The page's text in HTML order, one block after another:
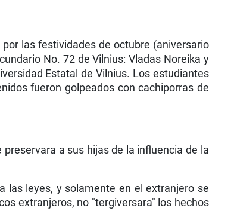
las festividades de octubre (aniversario
No. 72 de Vilnius: Vladas Noreika y
Estatal de Vilnius. Los estudiantes
fueron golpeados con cachiporras de
a sus hijas de la influencia de la
las leyes, y solamente en el extranjero se
extranjeros, no "tergiversara" los he­chos